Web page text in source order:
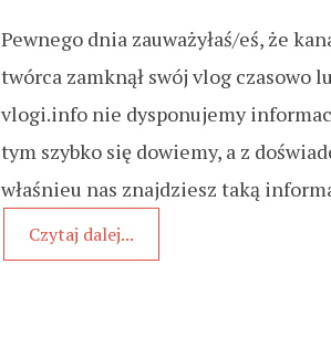
Pewnego dnia zauważyłaś/eś, że
twórca zamknął swój vlog czasowo
vlogi.info nie dysponujemy
tym szybko się dowiemy, a z
właśnieu nas znajdziesz taką
Czytaj dalej...